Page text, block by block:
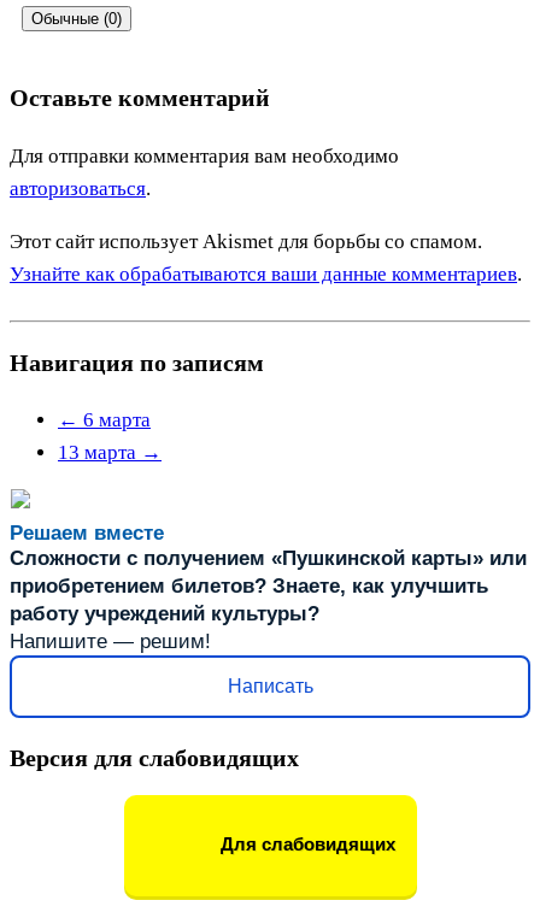
Обычные (0)
Оставьте комментарий
Для отправки комментария вам необходимо
авторизоваться.
Этот сайт использует Akismet для борьбы со спамом.
Узнайте как обрабатываются ваши данные комментариев.
Навигация по записям
← 6 марта
13 марта →
Решаем вместе
Сложности с получением «Пушкинской карты» или
приобретением билетов? Знаете, как улучшить
работу учреждений культуры?
Напишите — решим!
Написать
Версия для слабовидящих
Для слабовидящих